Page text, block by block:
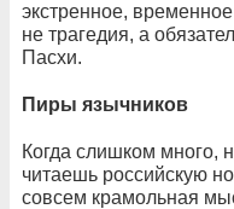
экстренное,
не трагедия, а
Пасхи.
Пиры язычников
Когда слишком много,
читаешь российскую
совсем крамольная